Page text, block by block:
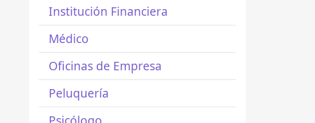
Institución Financiera
Médico
Oficinas de Empresa
Peluquería